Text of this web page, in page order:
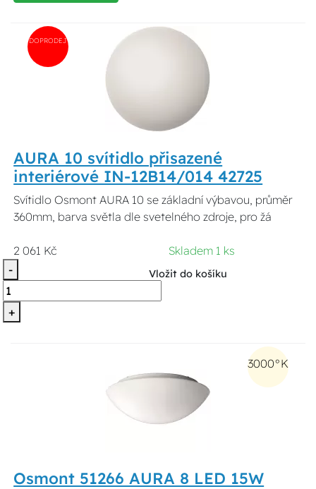
DOPRODEJ
AURA 10 svítidlo přisazené
interiérové IN-12B14/014 42725
Svítidlo Osmont AURA 10 se základní výbavou, průměr
360mm, barva světla dle svetelného zdroje, pro žá
2 061 Kč
Skladem 1 ks
-
+
Vložit do košíku
3000°K
Osmont 51266 AURA 8 LED 15W